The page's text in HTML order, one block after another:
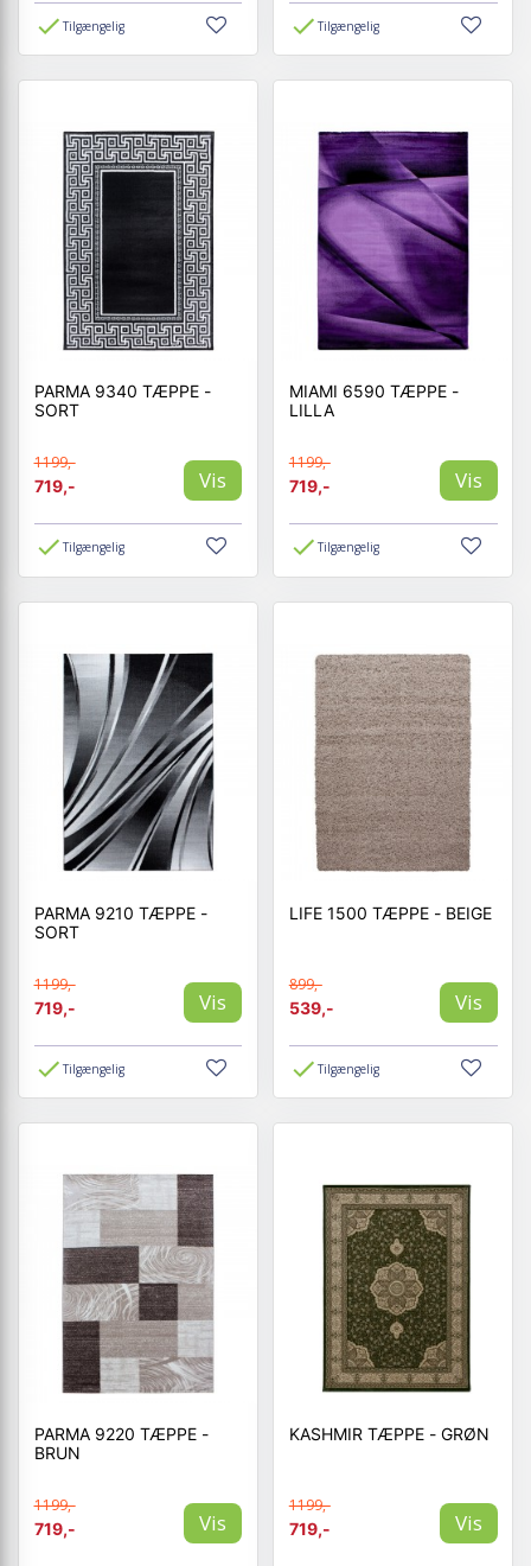
Tilgængelig Tilgængelig
PARMA 9340 TÆPPE -
SORT
1199,-
719,-
Vis
Tilgængelig
MIAMI 6590 TÆPPE -
LILLA
1199,-
719,-
Vis
Tilgængelig
PARMA 9210 TÆPPE -
SORT
1199,-
719,-
Vis
Tilgængelig
LIFE 1500 TÆPPE - BEIGE
899,-
539,-
Vis
Tilgængelig
PARMA 9220 TÆPPE -
BRUN
1199,-
719,-
Vis
KASHMIR TÆPPE - GRØN
1199,-
719,-
Vis